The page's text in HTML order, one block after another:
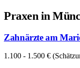
Praxen in
Zahnärzte am
1.100 - 1.500 €